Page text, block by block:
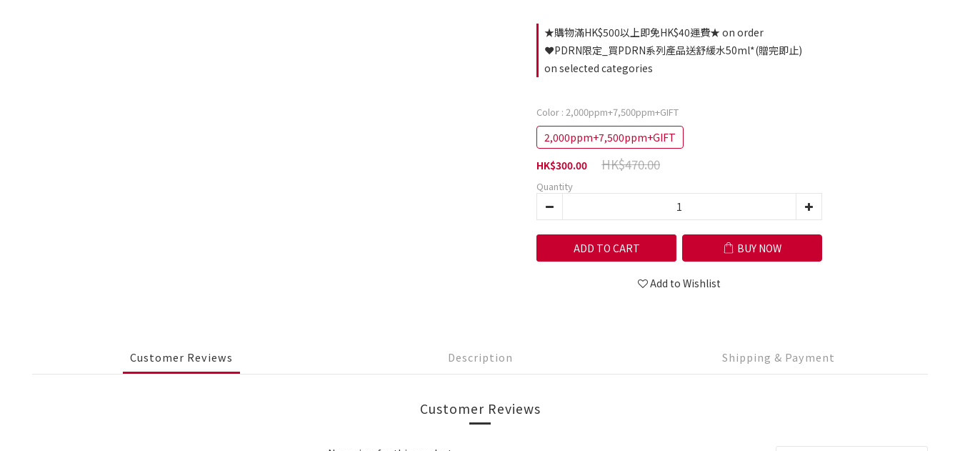
★購物滿HK$500以上即免HK$40運費★ on order
❤️PDRN限定_買PDRN系列產品送舒緩水50ml*(贈完即止)
on selected categories
Color : 2,000ppm+7,500ppm+GIFT
2,000ppm+7,500ppm+GIFT
HK$470.00
HK$300.00
Quantity
ADD TO CART BUY NOW
Add to Wishlist
Customer Reviews Description Shipping & Payment
Customer Reviews